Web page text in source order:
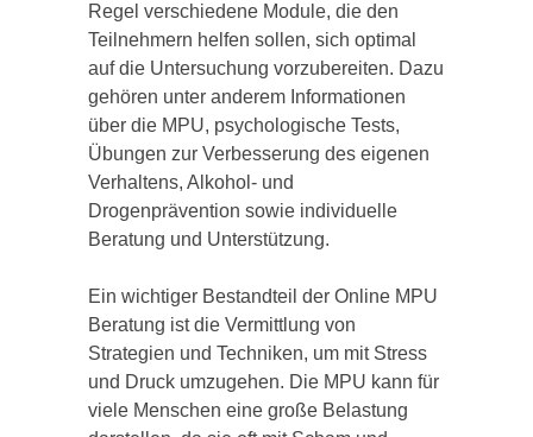
Regel verschiedene Module, die den
Teilnehmern helfen sollen, sich optimal
auf die Untersuchung vorzubereiten. Dazu
gehören unter anderem Informationen
über die MPU, psychologische Tests,
Übungen zur Verbesserung des eigenen
Verhaltens, Alkohol- und
Drogenprävention sowie individuelle
Beratung und Unterstützung.
Ein wichtiger Bestandteil der Online MPU
Beratung ist die Vermittlung von
Strategien und Techniken, um mit Stress
und Druck umzugehen. Die MPU kann für
viele Menschen eine große Belastung